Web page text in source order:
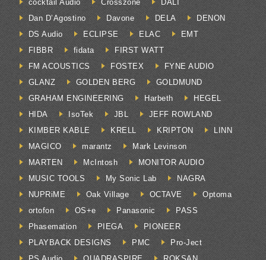
cocktail Audio
Crosszone
DALI
Dan D’Agostino
Davone DELA
DENON
DS Audio
ECLIPSE ELAC
EMT
FIBBR
fidata
FIRST WATT
FM ACOUSTICS
FOSTEX
FYNE AUDIO
GLANZ
GOLDEN BERG
GOLDMUND
GRAHAM ENGINEERING
Harbeth
HEGEL
HIDA
IsoTek JBL
JEFF ROWLAND
KIMBER KABLE
KRELL KRIPTON
LINN
MAGICO
marantz
Mark Levinson
MARTEN
McIntosh
MONITOR AUDIO
MUSIC TOOLS
My Sonic Lab
NAGRA
NUPRiME
Oak Village OCTAVE
Optoma
ortofon
OS+e Panasonic
PASS
Phasemation
PIEGA
PIONEER
PLAYBACK DESIGNS
PMC
Pro-Ject